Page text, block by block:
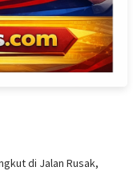
di Jalan Rusak,